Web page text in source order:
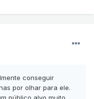
conseguir
por olhar para ele.